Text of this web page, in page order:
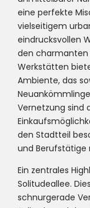
eine perfekte
vielseitigem
eindrucksvollen
den charmanten
Werkstätten
Ambiente, das
Vernetzung sind
den Stadtteil
und Berufstätige
Ein zentrales
Solitudeallee.
schnurgerade